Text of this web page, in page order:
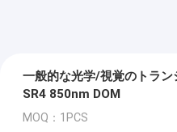
一般的な光学/視覚のトラ
SR4 850nm DOM
MOQ：1PCS